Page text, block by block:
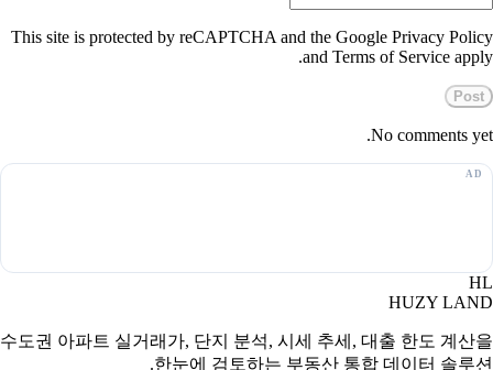
This site is protected by reCAPTCHA and the Google Privacy Policy
and Terms of Service apply.
Post
No comments yet.
HL
HUZY LAND
수도권 아파트 실거래가, 단지 분석, 시세 추세, 대출 한도 계산을
한눈에 검토하는 부동산 통합 데이터 솔루션.